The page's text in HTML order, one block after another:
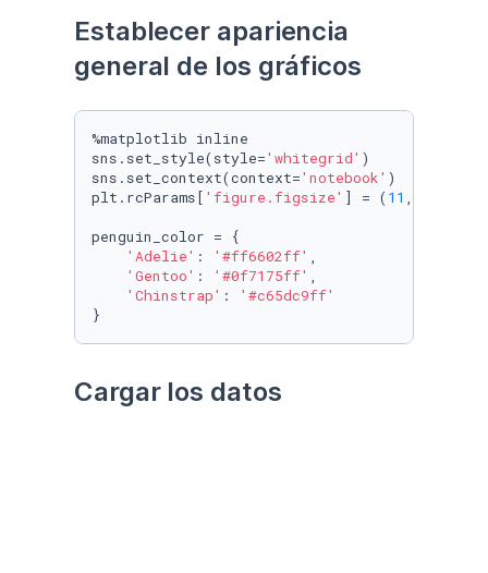
Establecer apariencia
general de los gráficos
%matplotlib inline
sns.set_style(style='whitegrid' )
sns.set_context(context='notebook' )
plt.rcParams[ 'figure.figsize' ] = ( 11 ,
penguin_color = {
'Adelie' : '#ff6602ff' ,
'Gentoo' : '#0f7175ff' ,
'Chinstrap' :
'#c65dc9ff'
}
Cargar los datos